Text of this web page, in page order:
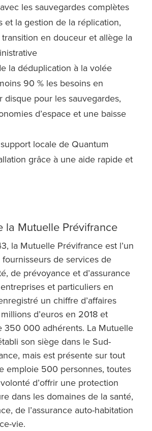
les sauvegardes complètes
et la gestion de la réplication,
en douceur et allège la
la déduplication à la volée
90 % les besoins en
disque pour les sauvegardes,
d’espace et une baisse
locale de Quantum
grâce à une aide rapide et
la Mutuelle Prévifrance
la Mutuelle Prévifrance est l’un
de services de
de prévoyance et d’assurance
et particuliers en
un chiffre d’affaires
d’euros en 2018 et
350 000 adhérents. La Mutuelle
son siège dans le Sud-
mais est présente sur tout
emploie 500 personnes, toutes
d’offrir une protection
dans les domaines de la santé,
de l’assurance auto-habitation
vie.